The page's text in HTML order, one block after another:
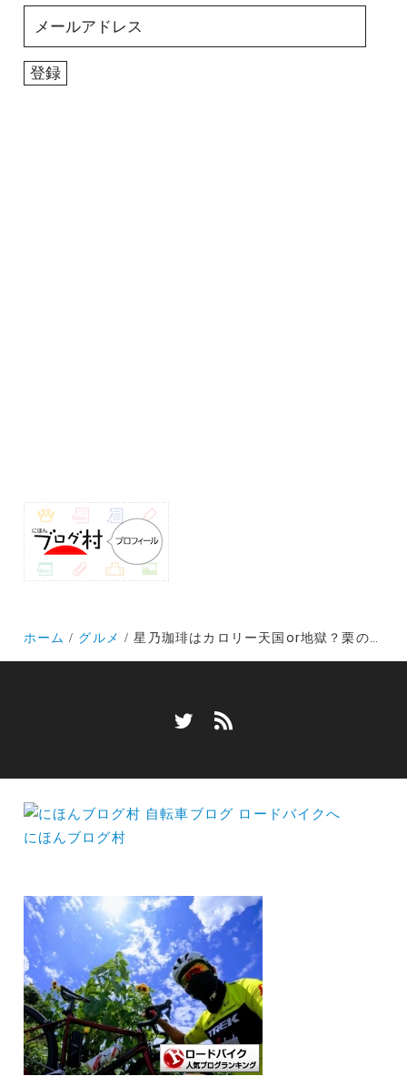
ル
ア
登録
ホーム グルメ 星乃珈琲はカロリー天国or地獄？栗のスフレパンケーキが絶品
にほんブログ村